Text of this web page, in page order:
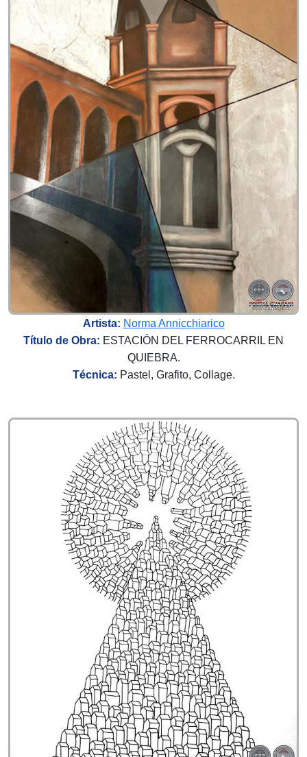
Artista: Norma Annicchiarico
Título de Obra: ESTACIÓN DEL FERROCARRIL EN
QUIEBRA.
Técnica: Pastel, Grafito, Collage.